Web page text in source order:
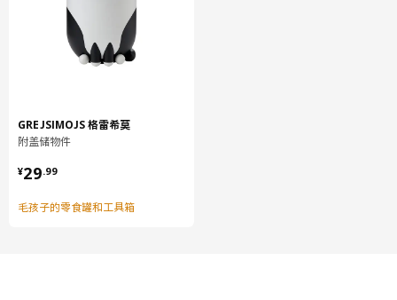
GREJSIMOJS 格雷希莫
附盖储物件
¥29.99
¥ 29.99
毛孩子的零食罐和工具箱